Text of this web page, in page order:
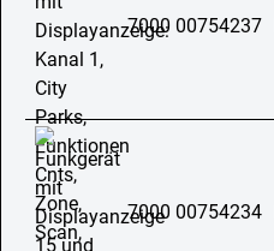
7000 00754237
7000 00754234